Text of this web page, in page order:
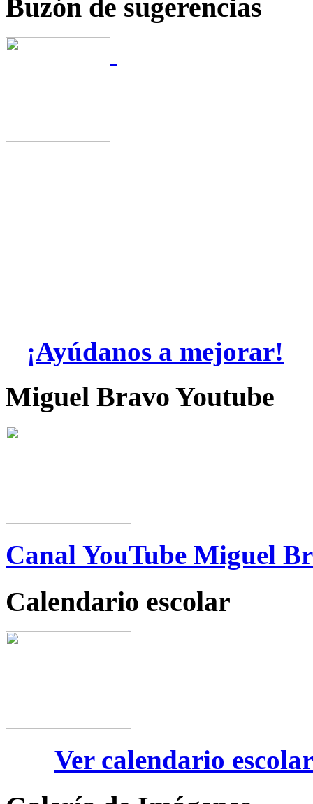
Buzón de sugerencias
¡Ayúdanos a mejorar!
Miguel Bravo Youtube
Canal YouTube Miguel
Calendario escolar
Ver calendario escolar